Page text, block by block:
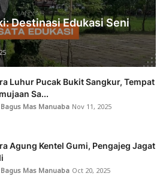
Destinasi Edukasi Seni
Luhur Pucak Bukit Sangkur, Tempat
Sa...
Mas Manuaba Nov 11, 2025
Agung Kentel Gumi, Pengajeg Jagat
Mas Manuaba Oct 20, 2025